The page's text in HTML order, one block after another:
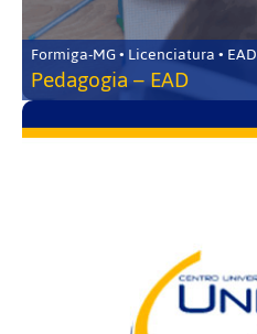
Formiga-MG • Licenciatura • EAD
Pedagogia – EAD